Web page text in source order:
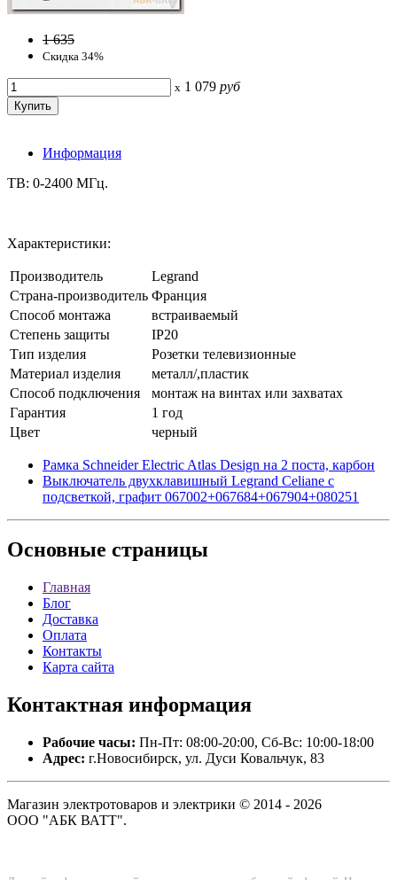
1 635
Скидка 34%
x 1 079 руб
Информация
ТВ: 0-2400 МГц.
Характеристики:
Производитель
Legrand
Страна-производитель Франция
Способ монтажа
встраиваемый
Степень защиты
IP20
Тип изделия
Розетки телевизионные
Материал изделия
металл/,пластик
Способ подключения
монтаж на винтах или захватах
Гарантия
1 год
Цвет
черный
Рамка Schneider Electric Atlas Design на 2 поста, карбон
Выключатель двухклавишный Legrand Celiane с
подсветкой, графит 067002+067684+067904+080251
Основные страницы
Главная
Блог
Доставка
Оплата
Контакты
Карта сайта
Контактная информация
Рабочие часы: Пн-Пт: 08:00-20:00, Сб-Вс: 10:00-18:00
Адрес: г.Новосибирск, ул. Дуси Ковальчук, 83
Магазин электротоваров и электрики © 2014 - 2026
ООО "АБК ВАТТ".